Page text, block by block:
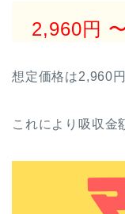
2,960円
想定価格は2,960
これにより吸収金